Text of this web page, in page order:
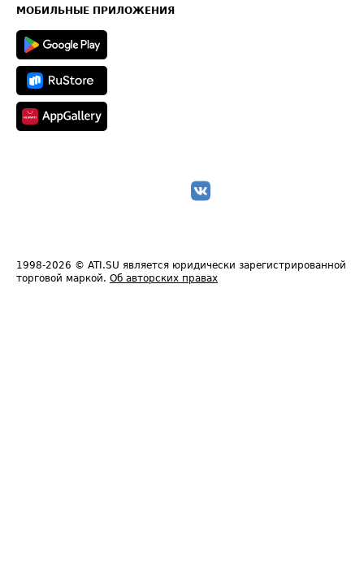
Техническая информация
МОБИЛЬНЫЕ ПРИЛОЖЕНИЯ
1998-2026 © ATI.SU является юридически зарегистрированной
торговой маркой. Об авторских правах